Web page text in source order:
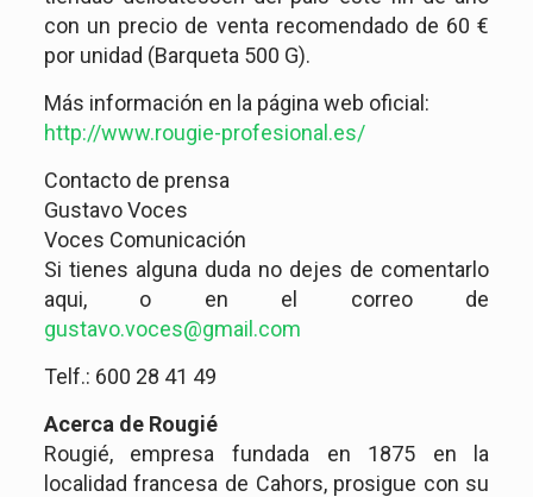
con un precio de venta recomendado de 60 €
por unidad (Barqueta 500 G).
Más información en la página web oficial:
http://www.rougie-profesional.es/
Contacto de prensa
Gustavo Voces
Voces Comunicación
Si tienes alguna duda no dejes de comentarlo
aqui, o en el correo de
gustavo.voces@gmail.com
Telf.: 600 28 41 49
Acerca de Rougié
Rougié, empresa fundada en 1875 en la
localidad francesa de Cahors, prosigue con su